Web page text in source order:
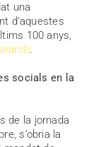
una
d’aquestes
100 anys,
.
socials en la
de la jornada
s’obria la